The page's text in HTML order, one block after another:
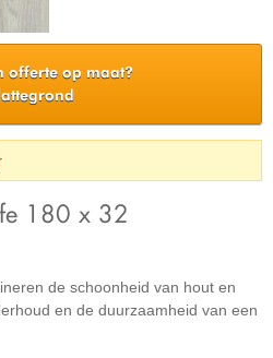
offerte op maat?
180 x 32
de schoonheid van hout en
en de duurzaamheid van een